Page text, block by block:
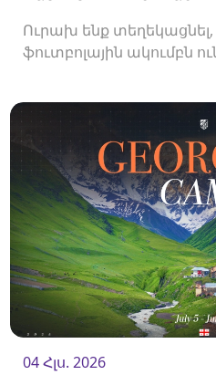
Ուրախ ենք տեղեկացնել,
ֆուտբոլային ակումբն
04 Հլս. 2026